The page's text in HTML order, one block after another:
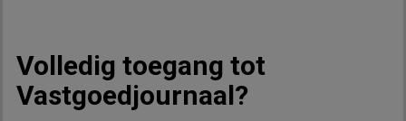
Volledig toegang tot
Vastgoedjournaal?